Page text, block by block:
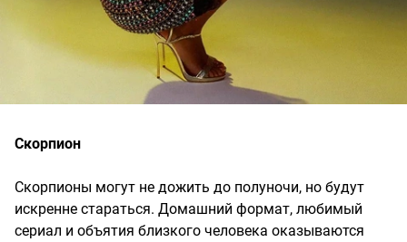
Скорпион
Скорпионы могут не дожить до полуночи, но будут
искренне стараться. Домашний формат, любимый
сериал и объятия близкого человека оказываются